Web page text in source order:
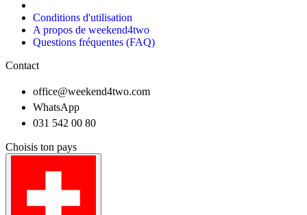
Conditions d'utilisation
A propos de weekend4two
Questions fréquentes (FAQ)
Contact
office@weekend4two.com
WhatsApp
031 542 00 80
Choisis ton pays